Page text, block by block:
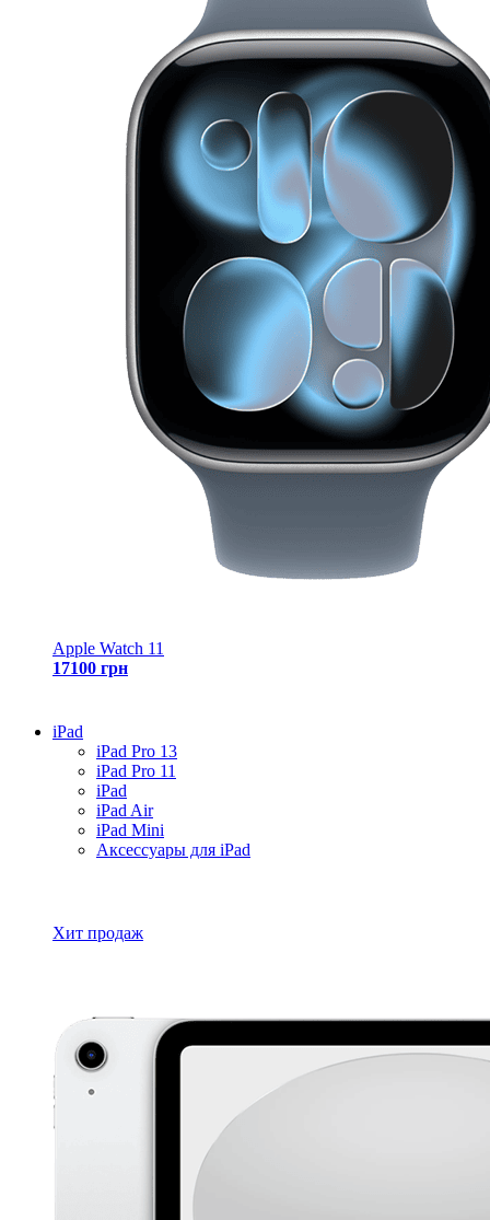
Apple Watch 11
17100 грн
iPad
iPad Pro 13
iPad Pro 11
iPad
iPad Air
iPad Mini
Аксессуары для iPad
Хит продаж